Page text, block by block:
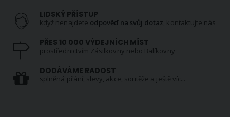
LIDSKÝ PŘÍSTUP
když nenajdete odpověď na svůj dotaz, kontaktujte nás
PŘES 10 000 VÝDEJNÍCH MÍST
prostřednictvím Zásilkovny nebo Balíkovny
DODÁVÁME RADOST
splněná přání, slevy, akce, soutěže a ještě víc...